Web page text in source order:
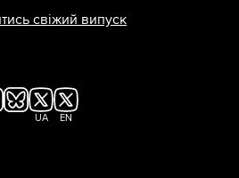
свіжий випуск
UA EN